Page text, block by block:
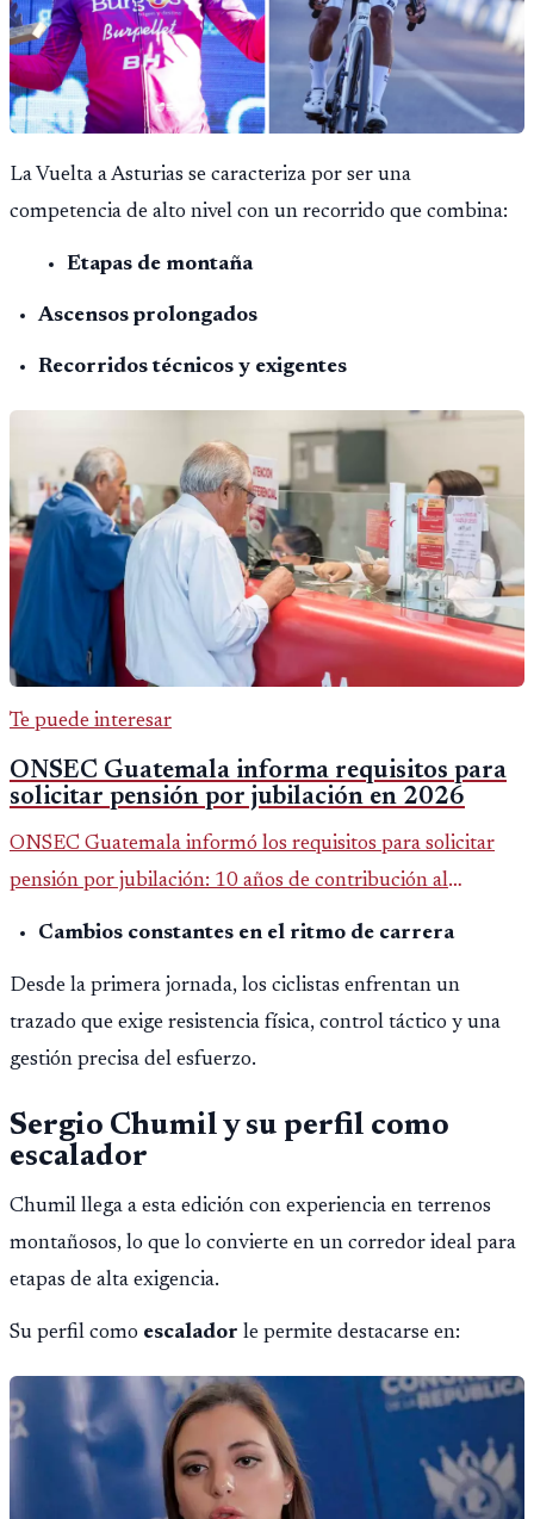
La Vuelta a Asturias se caracteriza por ser una
competencia de alto nivel con un recorrido que combina:
Etapas de montaña
Ascensos prolongados
Recorridos técnicos y exigentes
Te puede interesar
ONSEC Guatemala informa requisitos para
solicitar pensión por jubilación en 2026
ONSEC Guatemala informó los requisitos para solicitar
pensión por jubilación: 10 años de contribución al
Montepío y 50 años de edad, o 20 años de servicio sin
Cambios constantes en el ritmo de carrera
Desde la primera jornada, los ciclistas enfrentan un
trazado que exige resistencia física, control táctico y una
gestión precisa del esfuerzo.
Sergio Chumil y su perfil como
escalador
Chumil llega a esta edición con experiencia en terrenos
montañosos, lo que lo convierte en un corredor ideal para
etapas de alta exigencia.
Su perfil como escalador le permite destacarse en: